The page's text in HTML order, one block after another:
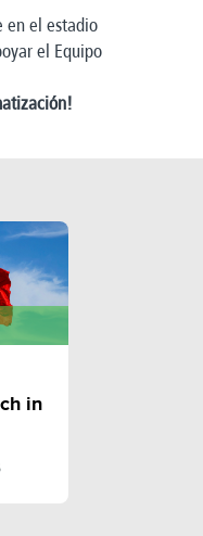
en el estadio
el Equipo
in